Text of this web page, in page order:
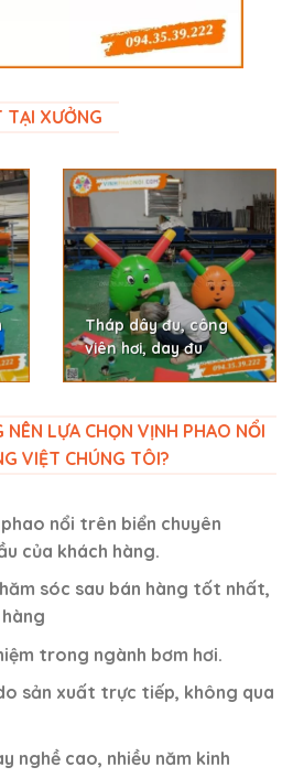
TẠI XƯỞNG
Tháp dây đu, công
viên hơi, day đu
NÊN LỰA CHỌN VỊNH PHAO NỔI
VIỆT CHÚNG TÔI?
nổi trên biển chuyên
của khách hàng.
sóc sau bán hàng tốt nhất,
trong ngành bơm hơi.
sản xuất trực tiếp, không qua
nghề cao, nhiều năm kinh